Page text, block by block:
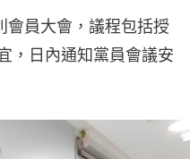
會員大會，議程包括授
，日內通知黨員會議安